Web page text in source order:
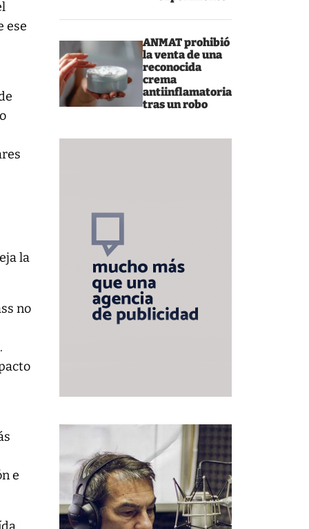
ANMAT prohibió
la venta de una
reconocida
crema
antiinflamatoria
tras un robo
ese
la
no
e